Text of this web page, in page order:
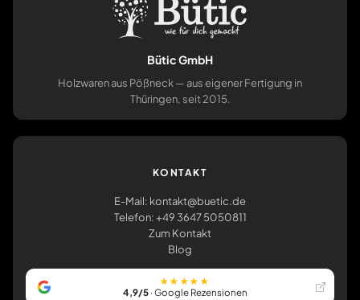
Bütic GmbH
Holzwaren aus Pößneck — aus eigener Fertigung in
Thüringen, seit 2015.
KONTAKT
E-Mail: kontakt@buetic.de
Telefon: +49 3647 5050811
Zum Kontakt
Blog
★★★★★
4,9/5· Google Rezensionen